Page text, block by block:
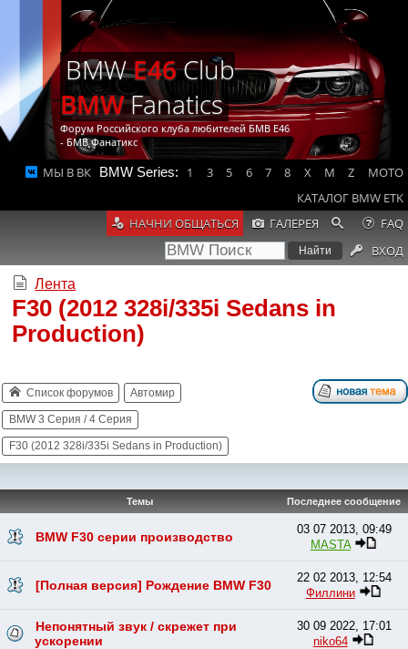
BMWE46Club
BMWFanatics
Форум Российского клуба любителей БМВ Е46
- БМВ Фанатикс
МЫ В ВК BMW Series: 1 3 5 6 7 8 X M Z
MOTO
КАТАЛОГ BMW ETK
НАЧНИ ОБЩАТЬСЯ
ГАЛЕРЕЯ
FAQ
ВХОД
Лента
F30 (2012 328i/335i Sedans in
Production)
Список форумов Автомир
BMW 3 Серия / 4 Серия
F30 (2012 328i/335i Sedans in Production)
Темы Последнее сообщение
BMW F30 серии производство
03 07 2013, 09:49
MASTA
[Полная версия] Рождение BMW F30
22 02 2013, 12:54
Филлини
Непонятный звук / скрежет при
ускорении
30 09 2022, 17:01
niko64